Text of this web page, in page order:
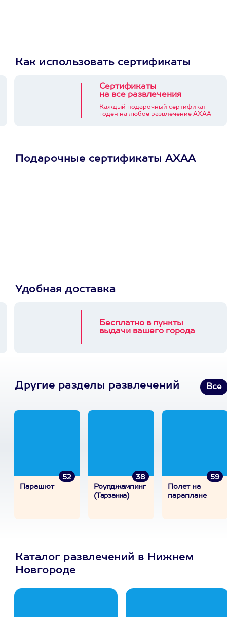
Как использовать сертификаты
Сертификаты
на все развлечения
Каждый подарочный сертификат
годен на любое развлечение АХАА
Подарочные сертификаты АХАА
Удобная доставка
Бесплатно в пункты
выдачи вашего города
Другие разделы развлечений Все
52
Парашют
38
Роупджампинг
(Тарзанка)
59
Полет на
параплане
Каталог развлечений в Нижнем
Новгороде